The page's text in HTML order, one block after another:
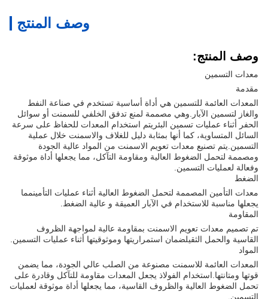
وصف المنتج
وصف المنتج:
معدات التسمين
مقدمة
المعدات العائمة للتسمين هي أداة أساسية تستخدم في صناعة النفط
والغاز لتسمين الآبار.وهي مصممة لمنع تدفق الخلفي للسمنت أو سوائل
الحفر أثناء عمليات تسمين البئريتم استخدام المعدات للحفاظ على سرعة
السائل المتساوية، كما أنها بمثابة دليل للغلاف والاسمنت خلال عملية
التسمين.يتم تصنيع معدات تعويم الاسمنت من المواد عالية الجودة
ومصممة لتحمل الضغوط العالية ومقاومة التآكل، مما يجعلها أداة موثوقة
وفعالة لعمليات التسمين.
الضغط
معدات التأمين المصممة لتحمل الضغوط العالية أثناء عمليات التأمينمما
يجعلها مناسبة للاستخدام في الآبار العميقة و عالية الضغط.
المقاومة
تم تصميم معدات تعويم الاسمنت بمقاومة عالية لمواجهة الظروف
القاسية والحمل الثقيلضمان استمراريتها وموثوقيتها أثناء عمليات التسمين.
المواد
المعدات العائمة للاسمنت مصنوعة من الصلب عالي الجودة، مما يضمن
قوتها ومتانتها.استخدام الفولاذ يجعل المعدات مقاومة للتآكل وقادرة على
تحمل الضغوط العالية والظروف القاسية، مما يجعلها أداة موثوقة لعمليات
التسمين.